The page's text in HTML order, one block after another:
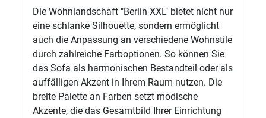
Die Wohnlandschaft "Berlin XXL" bietet nicht nur
eine schlanke Silhouette, sondern ermöglicht
auch die Anpassung an verschiedene Wohnstile
durch zahlreiche Farboptionen. So können Sie
das Sofa als harmonischen Bestandteil oder als
auffälligen Akzent in Ihrem Raum nutzen. Die
breite Palette an Farben setzt modische
Akzente, die das Gesamtbild Ihrer Einrichtung